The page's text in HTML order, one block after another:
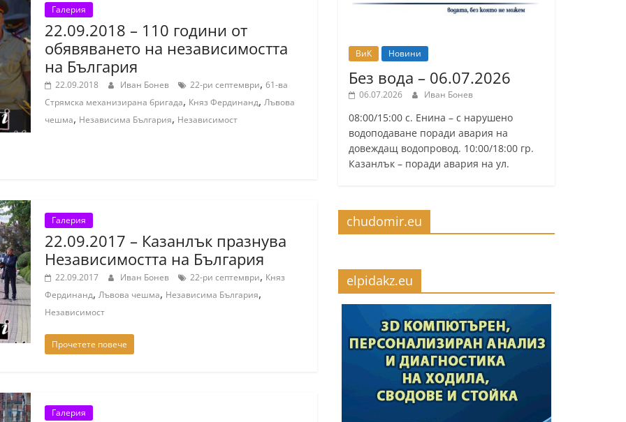
Галерия
22.09.2018 – 110 години от
обявяването на независимостта
на България
22.09.2018 Иван Бонев 22-ри септември, 61-ва
Стрямска механизирана бригада, Княз Фердинанд, Лъвова
чешма, Независима България, Независимост
Галерия
22.09.2017 – Казанлък празнува
Независимостта на България
22.09.2017 Иван Бонев 22-ри септември, Княз
Фердинанд, Лъвова чешма, Независима България,
Независимост
Прочетете повече
Галерия
ВиК Новини
Без вода – 06.07.2026
06.07.2026 Иван Бонев
08:00/15:00 с. Енина – с нарушено
водоподаване поради авария на
довеждащ водопровод. 10:00/18:00 гр.
Казанлък – поради авария на ул.
chudomir.eu
elpidakz.eu